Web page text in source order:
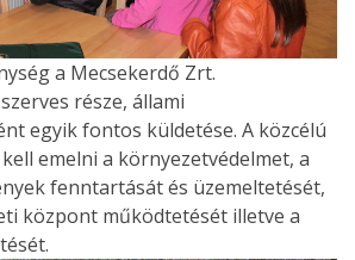
a Mecsekerdő Zrt.
része, állami
egyik fontos küldetése. A közcélú
emelni a környezetvédelmet, a
fenntartását és üzemeltetését,
központ működtetését illetve a